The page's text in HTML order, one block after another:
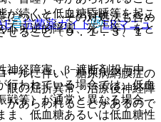
ついて、その対処法も含め
せること〔９．１．３、１
ルに伴い、糖尿病網膜症の
眼の屈折異常、治療後神経障
があらわれることがあるので
が続くと低血糖昏睡等を起こ
不可逆的障害、死亡等）をと
神経障害、β−遮断剤投与中
行われている場合では、低血
戦等）が通常と異なる場合
ま、低血糖あるいは低血糖性
抗菌薬ガイド
ERマニュ